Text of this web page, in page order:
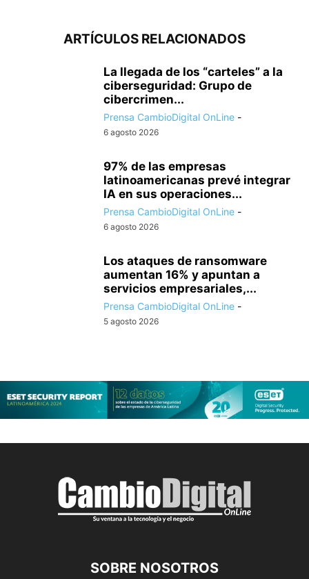
ARTÍCULOS RELACIONADOS
La llegada de los “carteles” a la
ciberseguridad: Grupo de
cibercrimen...
Prensa CambioDigital OnLine -
6 agosto 2026
97% de las empresas
latinoamericanas prevé integrar
IA en sus operaciones...
Prensa CambioDigital OnLine -
6 agosto 2026
Los ataques de ransomware
aumentan 16% y apuntan a
servicios empresariales,...
Prensa CambioDigital OnLine -
5 agosto 2026
SOBRE NOSOTROS